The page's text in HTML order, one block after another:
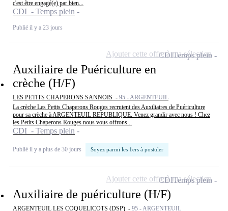
c'est être engagé(e) par bien...
CDI - Temps plein
Publié il y a 23 jours
Auxiliaire de Puériculture en
crèche (H/F)
LES PETITS CHAPERONS SANNOIS - 95 - ARGENTEUIL
La crèche Les Petits Chaperons Rouges recrutent des Auxiliaires de Puériculture
pour sa crèche à ARGENTEUIL REPUBLIQUE. Venez grandir avec nous ! Chez
les Petits Chaperons Rouges nous vous offrons...
CDI - Temps plein
Publié il y a plus de 30 jours Soyez parmi les 1ers à postuler
CDITemps plein
Ajouter cette offre à ma sélection
Auxiliaire de puériculture (H/F)
ARGENTEUIL LES COQUELICOTS (DSP) - 95 - ARGENTEUIL
CDITemps plein
Ajouter cette offre à ma sélection